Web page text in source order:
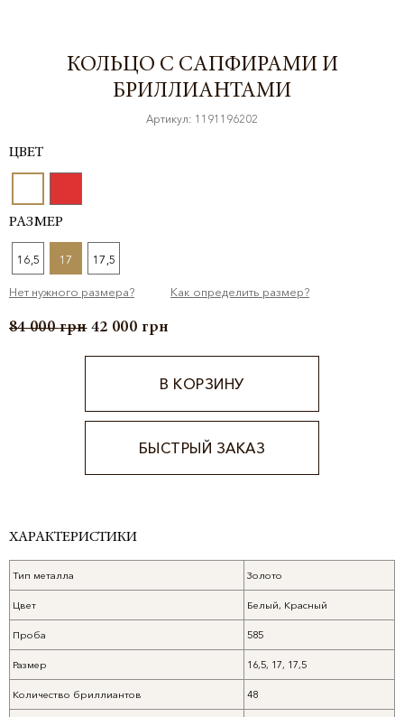
КОЛЬЦО С САПФИРАМИ И
БРИЛЛИАНТАМИ
Артикул: 1191196202
ЦВЕТ
РАЗМЕР
16,5 17 17,5
Нет нужного размера? Как определить размер?
84 000грн 42 000 грн
В КОРЗИНУ
БЫСТРЫЙ ЗАКАЗ
ХАРАКТЕРИСТИКИ
Тип металла Золото
Цвет Белый, Красный
Проба 585
Размер 16,5, 17, 17,5
Количество бриллиантов 48